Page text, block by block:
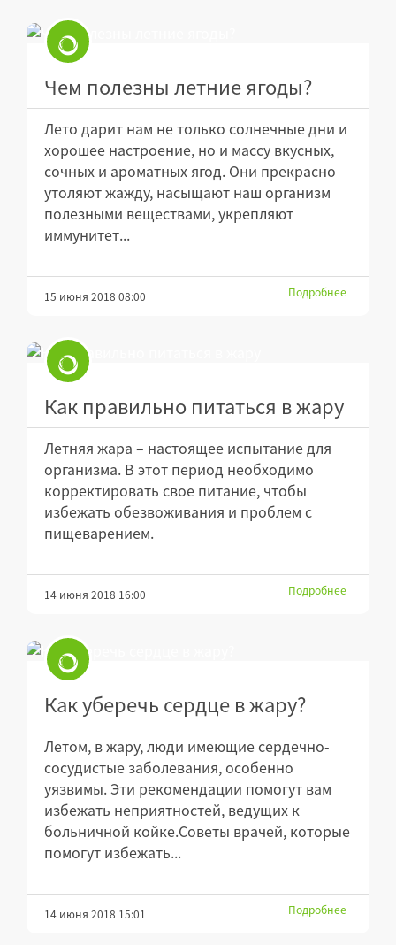
Чем полезны летние ягоды?
Лето дарит нам не только солнечные дни и
хорошее настроение, но и массу вкусных,
сочных и ароматных ягод. Они прекрасно
утоляют жажду, насыщают наш организм
полезными веществами, укрепляют
иммунитет...
15 июня 2018 08:00 Подробнее
Как правильно питаться в жару
Летняя жара – настоящее испытание для
организма. В этот период необходимо
корректировать свое питание, чтобы
избежать обезвоживания и проблем с
пищеварением.
14 июня 2018 16:00 Подробнее
Как уберечь сердце в жару?
Летом, в жару, люди имеющие сердечно-
сосудистые заболевания, особенно
уязвимы. Эти рекомендации помогут вам
избежать неприятностей, ведущих к
больничной койке.Советы врачей, которые
помогут избежать...
14 июня 2018 15:01 Подробнее